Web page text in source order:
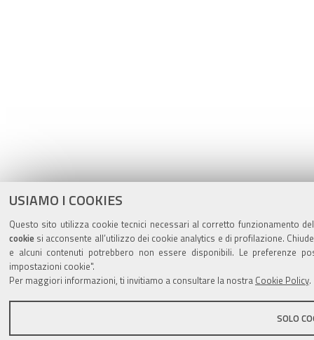
USIAMO I COOKIES
Questo sito utilizza cookie tecnici necessari al corretto funzionamento
cookie si acconsente all’utilizzo dei cookie analytics e di profilazione.
e alcuni contenuti potrebbero non essere disponibili. Le preferenze
impostazioni cookie".
Per maggiori informazioni, ti invitiamo a consultare la nostra Cookie Policy.
SOLO